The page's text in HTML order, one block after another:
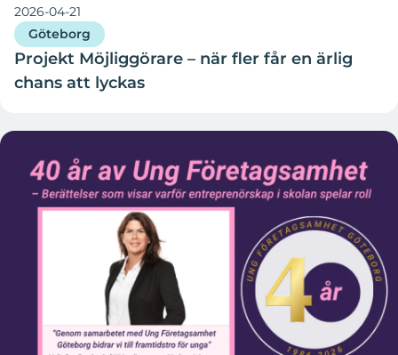
2026-04-21
Göteborg
Projekt Möjliggörare – när fler får en ärlig
chans att lyckas